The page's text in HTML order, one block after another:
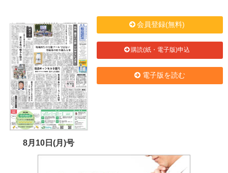
8月10日(月)号
会員登録(無料)
購読(紙・電子版)申込
電子版を読む